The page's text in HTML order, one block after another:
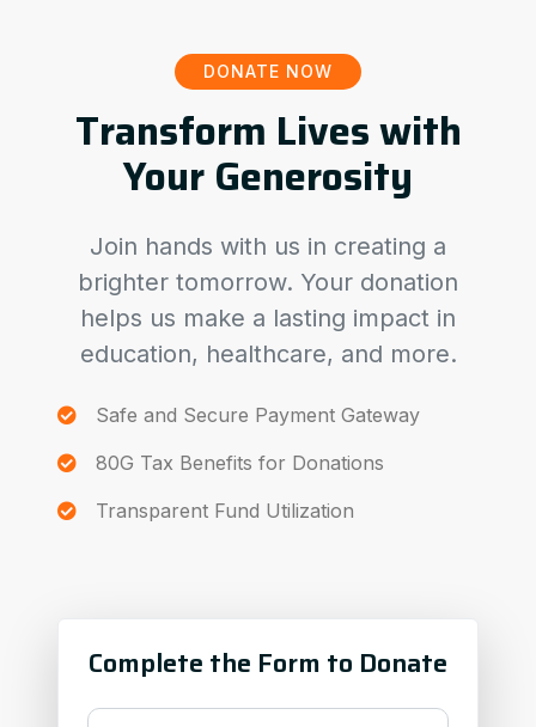
DONATE NOW
Transform Lives with
Your Generosity
Join hands with us in creating a
brighter tomorrow. Your donation
helps us make a lasting impact in
education, healthcare, and more.
Safe and Secure Payment Gateway
80G Tax Benefits for Donations
Transparent Fund Utilization
Complete the Form to Donate